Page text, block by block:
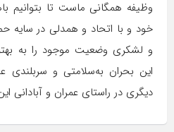
وظیفه همگانی ماست تا بتوانیم
خود و با اتحاد و همدلی در سایه
و لشکری وضعیت موجود را به
این بحران به‌سلامتی و سربلندی
دیگری در راستای عمران و آبادانی